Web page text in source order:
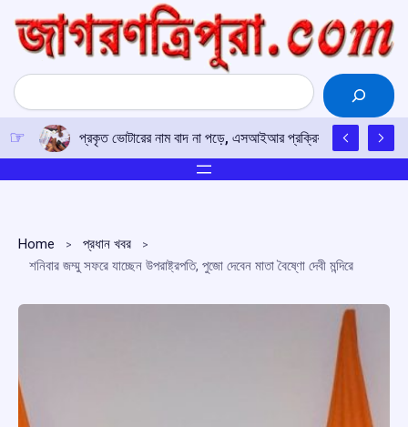
content
Search
প্রকৃত ভোটারের নাম বাদ না পড়ে, এসআইআর প্রক্রিয়ায় সতর্কতার
Home
প্রধান খবর
শনিবার জম্মু সফরে যাচ্ছেন উপরাষ্ট্রপতি, পুজো দেবেন মাতা বৈষ্ণো দেবী মন্দিরে